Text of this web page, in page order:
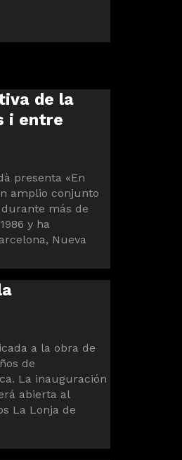
de la
i entre
presenta «En
amplio conjunto
más de
y ha
​​Nueva
a la obra de
de
La inauguración
abierta al
La Lonja de